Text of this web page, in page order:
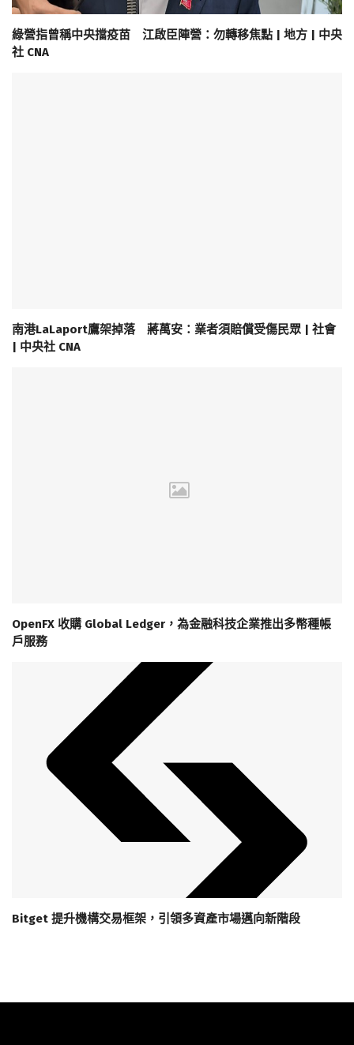
綠營指曾稱中央擋疫苗 江啟臣陣營：勿轉移焦點 | 地方 | 中央
社 CNA
南港LaLaport鷹架掉落 蔣萬安：業者須賠償受傷民眾 | 社會
| 中央社 CNA
OpenFX 收購 Global Ledger，為金融科技企業推出多幣種帳
戶服務
Bitget 提升機構交易框架，引領多資產市場邁向新階段